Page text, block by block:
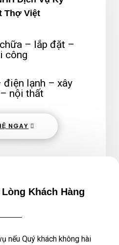
Thợ Việt
– lắp đặt –
công
lạnh – xây
nội thất
NGAY
Khách Hàng
nếu Quý khách không hài